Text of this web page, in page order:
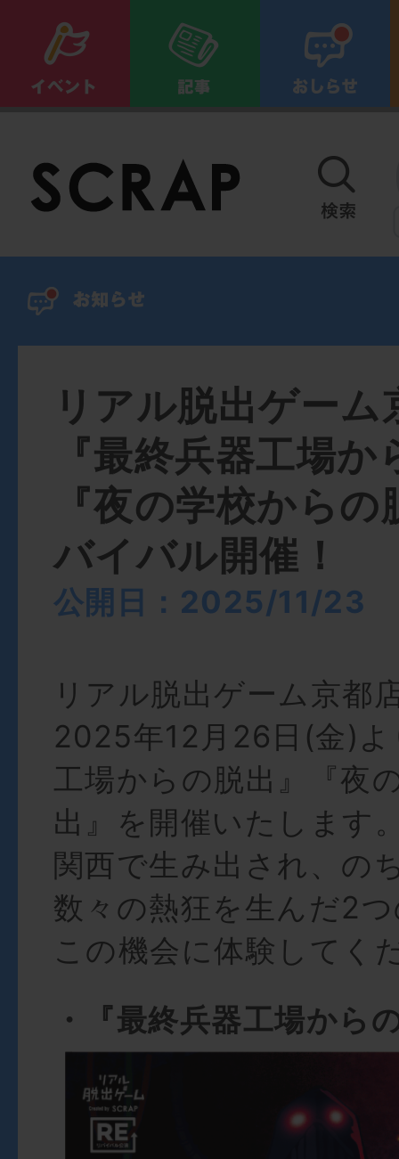
リアル脱出ゲーム
『最終兵器工場
『夜の学校から
バイバル開催！
公開日：2025/11/23
リアル脱出ゲーム京都
2025年12月26日(金)よ
工場からの脱出』『夜
出』を開催いたします
関西で生み出され、の
数々の熱狂を生んだ2
この機会に体験してく
・『最終兵器工場から